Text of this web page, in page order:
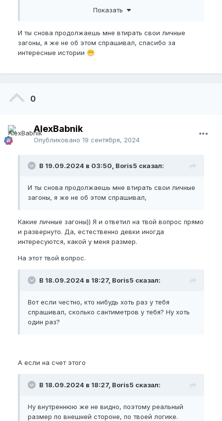
нбпел, ибо это и есть тот самый
и того меньше.
Таких поз даже не могу припомнить, чтобы под
даже в миссионерской позе может оставаться
неудобно - то ноги мешаются, то угол ввода, то ее
веса, лобок просто такой заплывший 2,5-3 см, он
всегда был с повышенной прослойкой)) А
разговоры про эти прожимания лобка в сексе это
Показать
И ты снова продолжаешь мне втирать свои личные
загоны, я же не об этом спрашивал, спасибо за
интересные истории 😁
0
AlexBabnik
Опубликовано 19 сентября, 2024
В 19.09.2024 в 03:50, Boris5 сказал:
И ты снова продолжаешь мне втирать свои личные
загоны, я же не об этом спрашивал,
Какие личные загоны)) Я и ответил на твой вопрос прямо
и развернуто. Да, естественно девки иногда
интересуются, какой у меня размер.
На этот твой вопрос.
В 18.09.2024 в 18:27, Boris5 сказал:
Вот если честно, кто нибудь хоть раз у тебя
спрашивал, сколько сантиметров у тебя? Ну хоть
один раз?
А если на счет этого
В 18.09.2024 в 18:27, Boris5 сказал:
Ну внутреннюю же не видно, поэтому реальный
размер по внешней стороне, по твоей логике.